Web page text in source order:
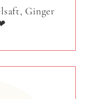
Ginger